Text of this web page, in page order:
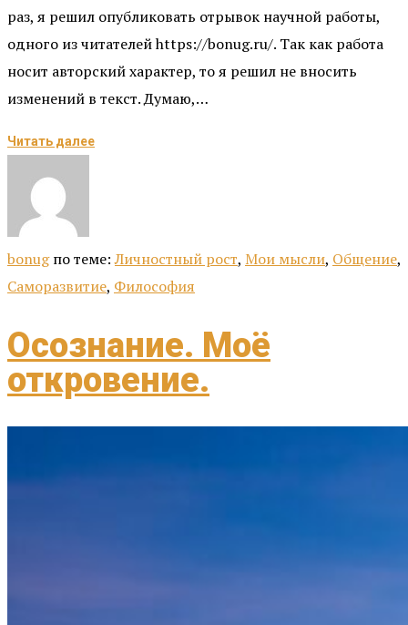
раз, я решил опубликовать отрывок научной работы,
одного из читателей https://bonug.ru/. Так как работа
носит авторский характер, то я решил не вносить
изменений в текст. Думаю,…
Читать далее
bonug по теме:Личностный рост, Мои мысли, Общение,
Саморазвитие, Философия
Осознание. Моё
откровение.